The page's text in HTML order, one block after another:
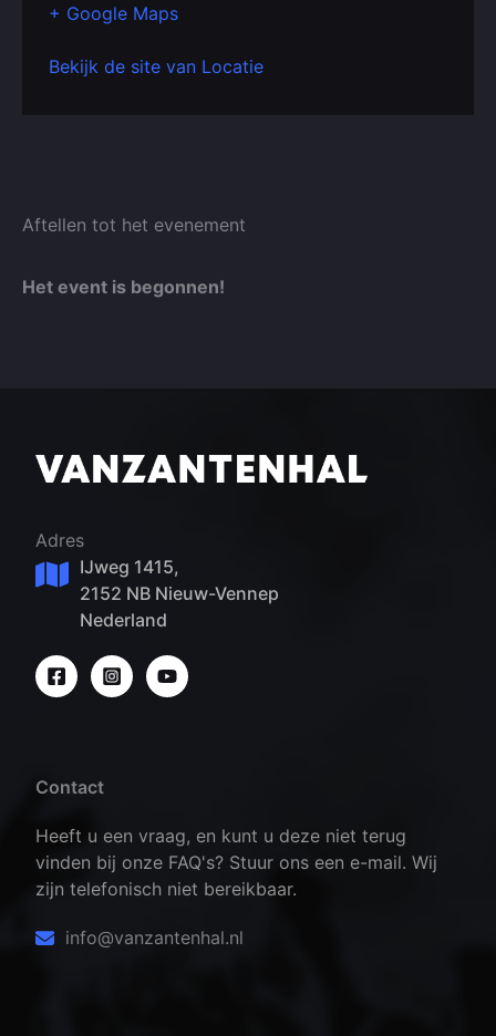
+ Google Maps
Bekijk de site van Locatie
Aftellen tot het evenement
Het event is begonnen!
Adres
IJweg 1415,
2152 NB Nieuw-Vennep
Nederland
Contact
Heeft u een vraag, en kunt u deze niet terug
vinden bij onze FAQ's? Stuur ons een e-mail. Wij
zijn telefonisch niet bereikbaar.
info@vanzantenhal.nl